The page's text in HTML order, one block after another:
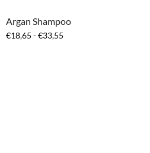
Argan Shampoo
€18,65 - €33,55Prijsklasse: